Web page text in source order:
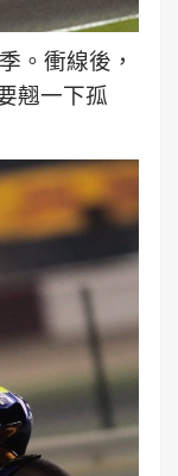
。衝線後，
翹一下孤